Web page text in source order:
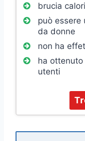
brucia
può essere
da donne
non ha
ha
utenti